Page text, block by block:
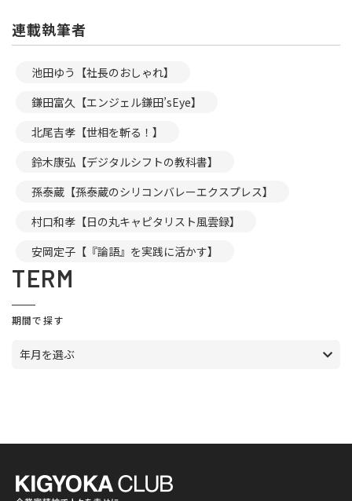
連載執筆者
池田ゆう【社長のおしゃれ】
鎌田富久【エンジェル鎌田’sEye】
北尾吉孝【世相を斬る！】
鈴木康弘【デジタルシフトの教科書】
孫泰蔵【孫泰蔵のシリコンバレーエクスプレス】
村口和孝【日の丸キャピタリスト風雲録】
安岡定子【『論語』を実践に活かす】
TERM
期間で探す
年月を選ぶ